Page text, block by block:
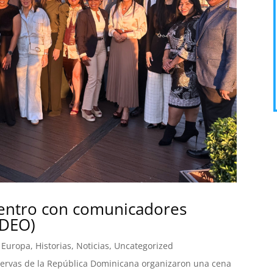
con comunicadores
, Historias, Noticias, Uncategorized
de la República Dominicana organizaron una cena